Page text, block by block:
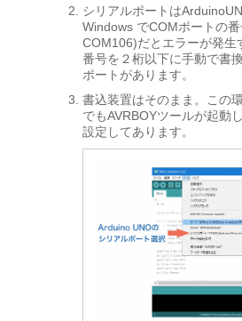
シリアルポートは
Windows でCOMポートの
COM106)だとエラーが発生
番号を２桁以下に手動で書
ポートがあります。
書込装置はそのまま。この
でもAVRBOYツールが起動
設定してあります。